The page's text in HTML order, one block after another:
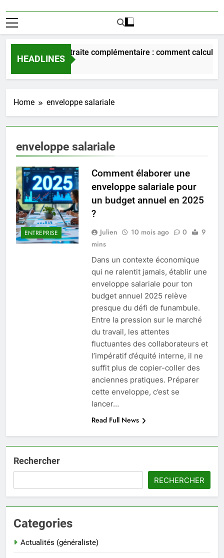
HEADLINES
Prévision retraite complémentaire : comment calculer
3 Jours Ago
Home enveloppe salariale
enveloppe salariale
ENTREPRISE
Comment élaborer une
enveloppe salariale pour
un budget annuel en 2025
?
Julien 10 mois ago 0
9
mins
Dans un contexte économique
qui ne ralentit jamais, établir une
enveloppe salariale pour ton
budget annuel 2025 relève
presque du défi de funambule.
Entre la pression sur le marché
du travail, les attentes
fluctuantes des collaborateurs et
l’impératif d’équité interne, il ne
suffit plus de copier-coller des
anciennes pratiques. Préparer
cette enveloppe, c’est se
lancer…
Read Full News
Rechercher
RECHERCHER
Categories
Actualités (généraliste)